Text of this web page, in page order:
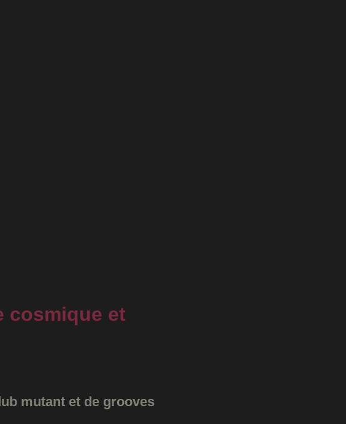
cosmique et
mutant et de grooves